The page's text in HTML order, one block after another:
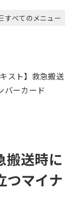
すべてのメニュー
キスト】救急搬送
バーカード
搬送時に
つマイナ